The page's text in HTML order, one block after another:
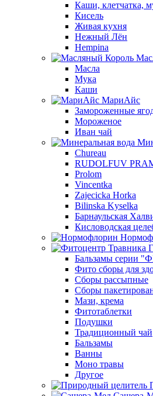
Каши, клетчатка,
Кисель
Живая кухня
Нежный Лён
Hempina
Масла
Мука
Каши
МариАйс
Замороженные
Мороженое
Иван чай
Chureau
RUDOLFUV
Prolom
Vincentka
Zajecicka Horka
Bilinska Kyselka
Барнаульская
Кисловодская
Бальзамы серии
Фито сборы для
Сборы рассыпные
Сборы
Мази, крема
Фитотаблетки
Подушки
Традиционный чай
Бальзамы
Ванны
Моно травы
Другое